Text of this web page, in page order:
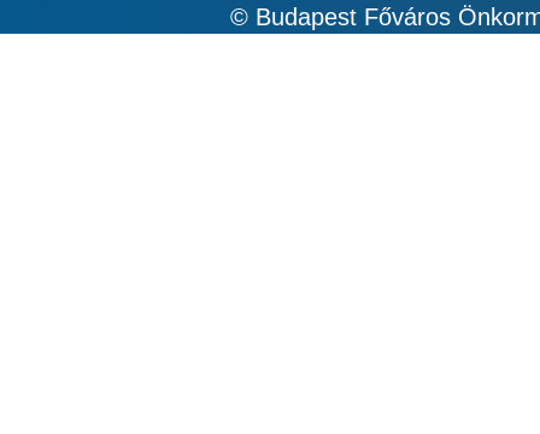
© Budapest Főváros